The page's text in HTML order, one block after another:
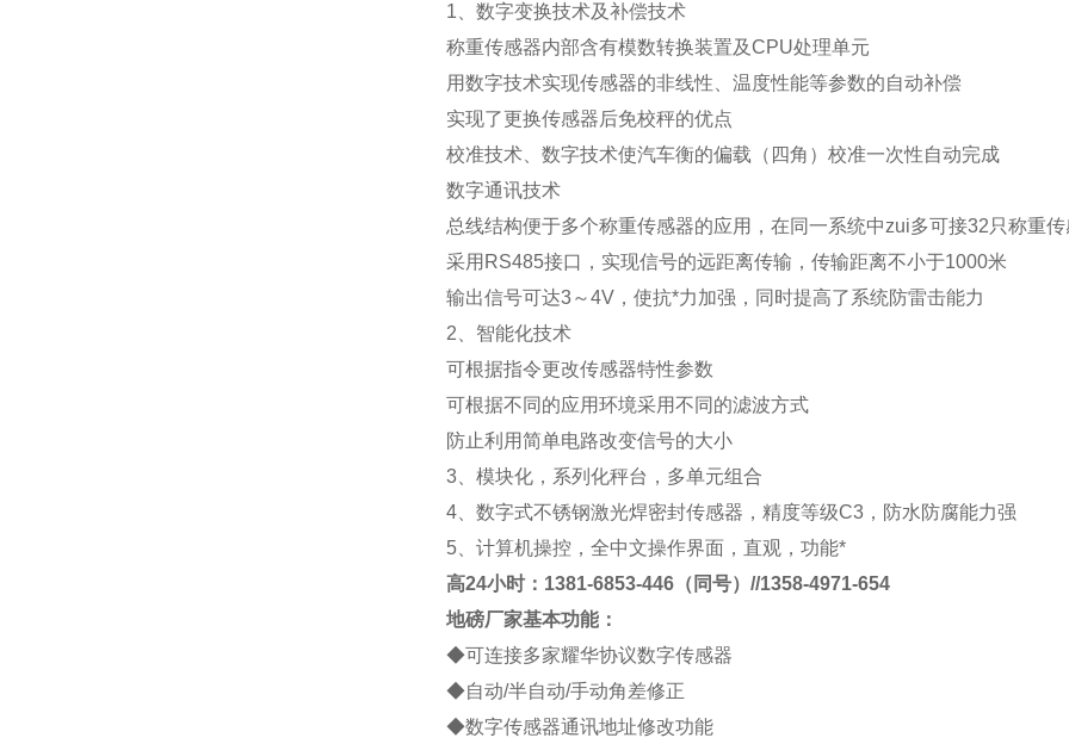
1 、数字变换技术及补偿技术
称重传感器内部含有模数转换装置及CPU处理单元
用数字技术实现传感器的非线性、温度性能等参数的自动补偿
实现了更换传感器后免校秤的优点
校准技术、数字技术使汽车衡的偏载（四角）校准一次性自动完成
数字通讯技术
总线结构便于多个称重传感器的应用，在同一系统中zui多可接32 只称重
采用 RS485接口，实现信号的远距离传输，传输距离不小于1000米
输出信号可达3～4V，使抗*力加强，同时提高了系统防雷击能力
2 、智能化技术
可根据指令更改传感器特性参数
可根据不同的应用环境采用不同的滤波方式
防止利用简单电路改变信号的大小
3、模块化，系列化秤台，多单元组合
4、数字式不锈钢激光焊密封传感器，精度等级C3，防水防腐能力强
5、计算机操控，全中文操作界面，直观，功能*
高24小时：1381-6853-446（同号）//1358-4971-654
地磅厂家基本功能：
◆可连接多家耀华协议数字传感器
◆自动/半自动/手动角差修正
◆数字传感器通讯地址修改功能